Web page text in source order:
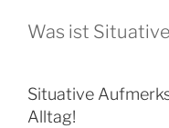
Was ist
Situative
Alltag!